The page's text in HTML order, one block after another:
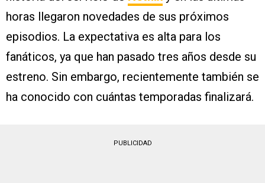
horas llegaron novedades de sus próximos
episodios. La expectativa es alta para los
fanáticos, ya que han pasado tres años desde su
estreno. Sin embargo, recientemente también se
ha conocido con cuántas temporadas finalizará.
PUBLICIDAD